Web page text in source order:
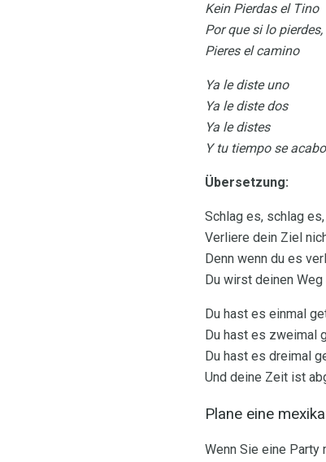
Kein Pierdas el Tino
Por que si lo pierdes,
Pieres el camino
Ya le diste uno
Ya le diste dos
Ya le distes
Y tu tiempo se acabo
Übersetzung:
Schlag es, schlag
Verliere dein Ziel
Denn wenn du es
Du wirst deinen
Du hast es einmal
Du hast es zweimal
Du hast es dreimal
Und deine Zeit ist
Plane eine
Wenn Sie eine Party